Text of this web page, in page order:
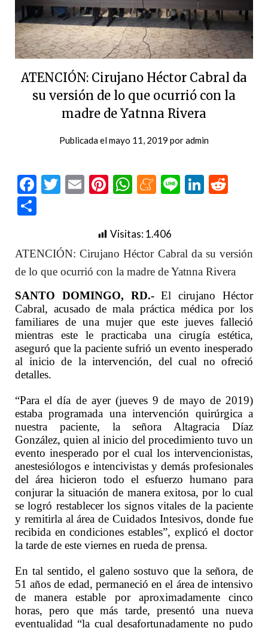
ATENCIÓN: Cirujano Héctor Cabral da
su versión de lo que ocurrió con la
madre de Yatnna Rivera
Publicada elmayo 11, 2019 poradmin
Facebook
Twitter
EmailPinterest
WhatsApp
Meneame
Line
Visitas:1.406
ATENCIÓN: Cirujano Héctor Cabral da su versión
de lo que ocurrió con la madre de Yatnna Rivera
SANTO DOMINGO, RD.-El cirujano Héctor
Cabral, acusado de mala práctica médica por los
familiares de una mujer que este jueves falleció
mientras este le practicaba una cirugía estética,
aseguró que la paciente sufrió un evento inesperado
al inicio de la intervención, del cual no ofreció
detalles.
“Para el día de ayer (jueves 9 de mayo de 2019)
estaba programada una intervención quirúrgica a
nuestra paciente, la señora Altagracia Díaz
González, quien al inicio del procedimiento tuvo un
evento inesperado por el cual los intervencionistas,
anestesiólogos e intencivistas y demás profesionales
del área hicieron todo el esfuerzo humano para
conjurar la situación de manera exitosa, por lo cual
se logró restablecer los signos vitales de la paciente
y remitirla al área de Cuidados Intesivos, donde fue
recibida en condiciones estables”, explicó el doctor
la tarde de este viernes en rueda de prensa.
En tal sentido, el galeno sostuvo que la señora, de
51 años de edad, permaneció en el área de intensivo
de manera estable por aproximadamente cinco
horas, pero que más tarde, presentó una nueva
eventualidad “la cual desafortunadamente no pudo